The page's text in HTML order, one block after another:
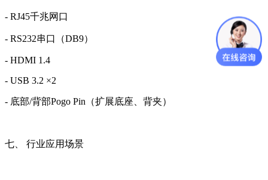
- RJ45千兆网口
- RS232串口（DB9）
- HDMI 1.4
- USB 3.2 ×2
- 底部/背部Pogo Pin（扩展底座、背夹）
七、 行业应用场景